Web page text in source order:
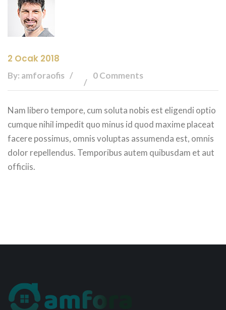
2 Ocak 2018
By: amforaofis 0 Comments
Nam libero tempore, cum soluta nobis est eligendi optio
cumque nihil impedit quo minus id quod maxime placeat
facere possimus, omnis voluptas assumenda est, omnis
dolor repellendus. Temporibus autem quibusdam et aut
officiis.